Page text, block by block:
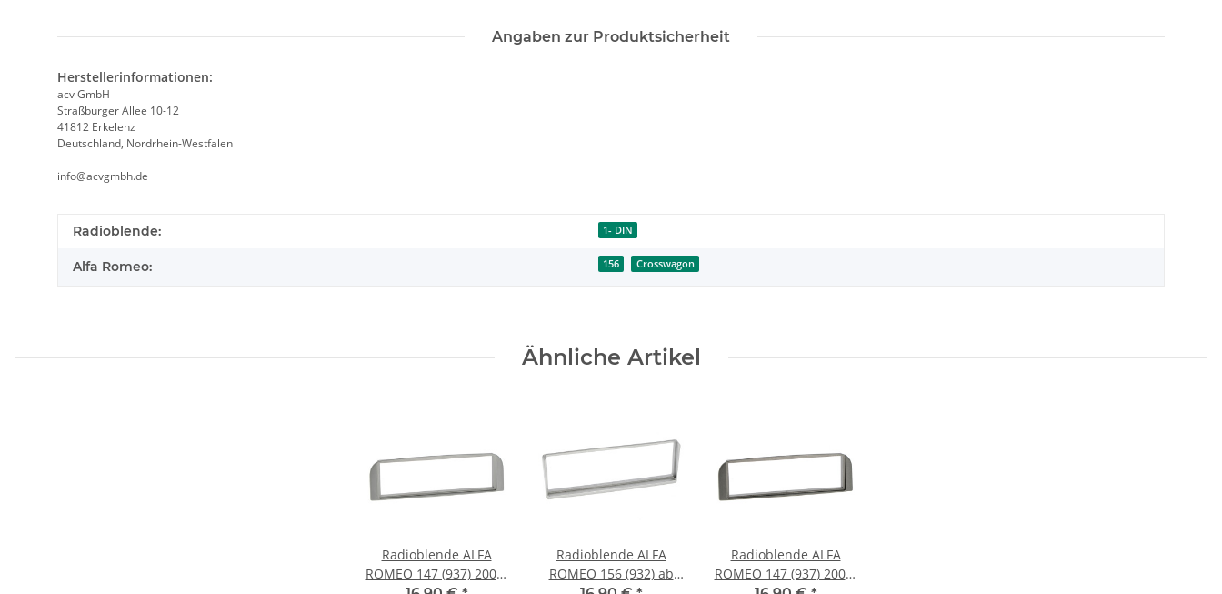
Angaben zur Produktsicherheit
Herstellerinformationen:
acv GmbH
Straßburger Allee 10-12
41812 Erkelenz
Deutschland, Nordrhein-Westfalen
info@acvgmbh.de
Radioblende: 1- DIN
Alfa Romeo: 156 Crosswagon
Ähnliche Artikel
Radioblende ALFA
ROMEO 147 (937) 2000-
Radioblende ALFA
ROMEO 156 (932) ab
Radioblende ALFA
ROMEO 147 (937) 2000-